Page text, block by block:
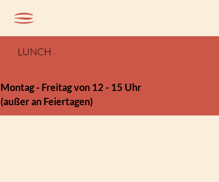
LUNCH
Montag - Freitag von 12 - 15 Uhr
(außer an Feiertagen)